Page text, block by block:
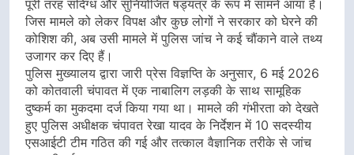
पूरी तरह संदिग्ध और सुनियोजित षड्यंत्र के रूप में सामने आया है।
जिस मामले को लेकर विपक्ष और कुछ लोगों ने सरकार को घेरने की
कोशिश की, अब उसी मामले में पुलिस जांच ने कई चौंकाने वाले तथ्य
उजागर कर दिए हैं।
पुलिस मुख्यालय द्वारा जारी प्रेस विज्ञप्ति के अनुसार, 6 मई 2026
को कोतवाली चंपावत में एक नाबालिग लड़की के साथ सामूहिक
दुष्कर्म का मुकदमा दर्ज किया गया था। मामले की गंभीरता को देखते
हुए पुलिस अधीक्षक चंपावत रेखा यादव के निर्देशन में 10 सदस्यीय
एसआईटी टीम गठित की गई और तत्काल वैज्ञानिक तरीके से जांच